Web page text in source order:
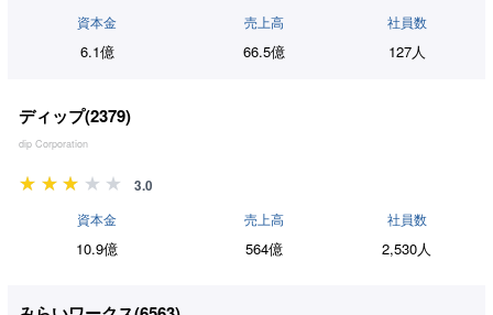
資本金
6.1億
売上高
66.5億
社員数
127人
ディップ(2379)
dip Corporation
3.0
資本金
10.9億
売上高
564億
社員数
2,530人